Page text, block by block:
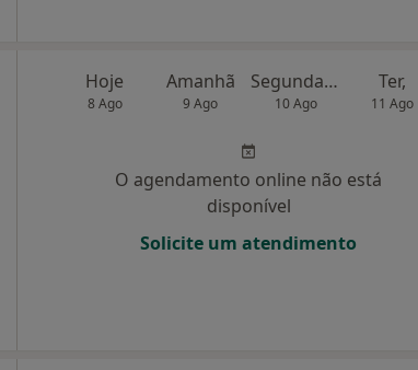
Hoje
8 Ago
Amanhã
9 Ago
Segunda-feira
10 Ago
Ter,
11 Ago
O agendamento online não está
disponível
Solicite um atendimento